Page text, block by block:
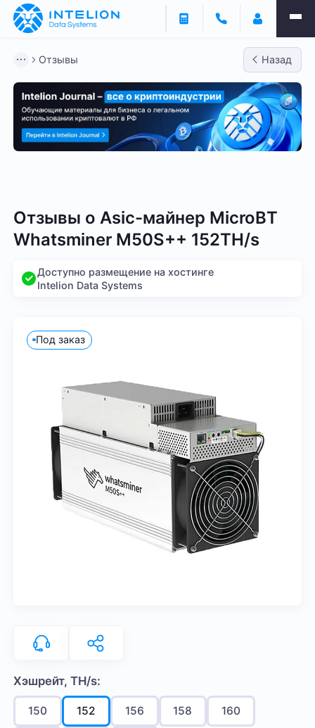
Отзывы Назад
Отзывы о Asic-майнер MicroBT
Whatsminer M50S++ 152TH/s
Доступно размещение на хостинге
Intelion Data Systems
Под заказ
Хэшрейт, TH/s:
150 152 156 158 160